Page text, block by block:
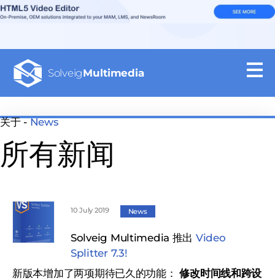
SolveigMultimedia
关于 -News
所有新闻
10 July 2019 News
Solveig Multimedia 推出 Video
Splitter 7.3!
新版本增加了两项期待已久的功能：修改时间线和跨设